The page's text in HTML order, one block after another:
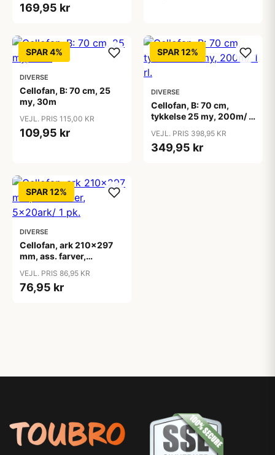
169,95 kr
SPAR 4%
DIVERSE
Cellofan, B: 70 cm, 25
my, 30m
VEJL. PRIS 115,00 KR
109,95 kr
SPAR 12%
DIVERSE
Cellofan, B: 70 cm,
tykkelse 25 my, 200m/ 1
VEJL. PRIS 398,95 KR
349,95 kr
SPAR 12%
DIVERSE
Cellofan, ark 210x297
mm, ass. farver,
VEJL. PRIS 86,95 KR
76,95 kr